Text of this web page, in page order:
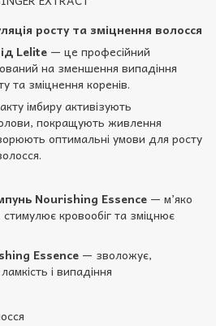
росту та зміцнення волосся
Lelite — це професійний
на зменшення випадіння
та зміцнення коренів.
імбиру активізують
покращують живлення
оптимальні умови для росту
Nourishing Essence — м’яко
кровообіг та зміцнює
Essence — зволожує,
і випадіння